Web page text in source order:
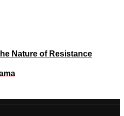
Nature of Resistance